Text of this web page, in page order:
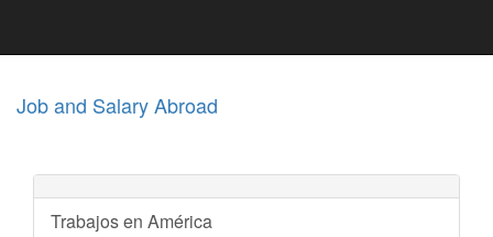
Job and Salary Abroad
Trabajos en América